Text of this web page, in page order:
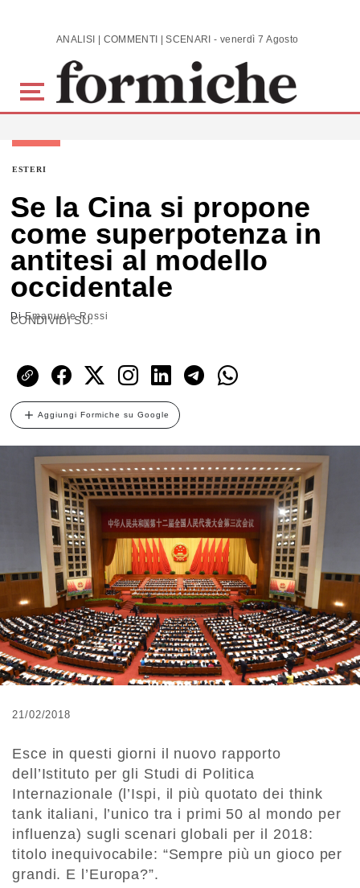
Skip to main content ANALISI | COMMENTI | SCENARI - venerdì 7 Agosto 2026
ESTERI
Se la Cina si propone
come superpotenza in
antitesi al modello
occidentale
DiEmanuele Rossi
CONDIVIDI SU:
Aggiungi Formiche su Google
21/02/2018
Esce in questi giorni il nuovo rapporto
dell’Istituto per gli Studi di Politica
Internazionale (l’Ispi, il più quotato dei think
tank italiani, l’unico tra i primi 50 al mondo per
influenza) sugli scenari globali per il 2018:
titolo inequivocabile: “Sempre più un gioco per
grandi. E l’Europa?”.